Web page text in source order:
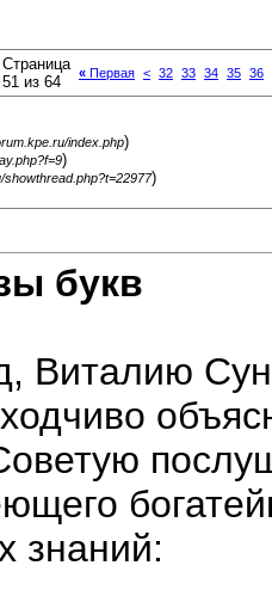
Страница
51 из 64
« Первая < 32 33 34 35 36
index.php)
)
)
букв
Виталию
знаний: